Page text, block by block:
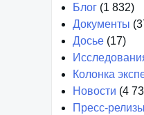
Блог (1 832)
Документы
Досье (17)
Колонка
Новости (4
Пресс-релизы